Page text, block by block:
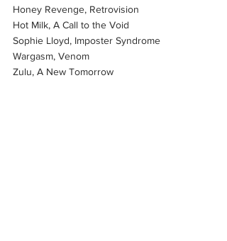
Honey Revenge, Retrovision
Hot Milk, A Call to the Void
Sophie Lloyd, Imposter Syndrome
Wargasm, Venom
Zulu, A New Tomorrow